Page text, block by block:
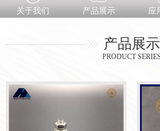
关于我们 产品展示 应
产品展示
PRODUCT SERIES